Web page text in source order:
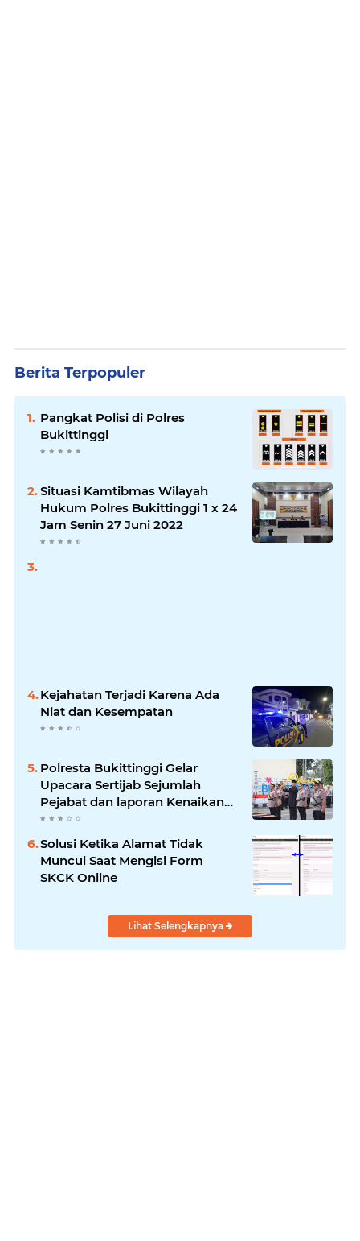
Berita Terpopuler
Pangkat Polisi di Polres
Bukittinggi
Situasi Kamtibmas Wilayah
Hukum Polres Bukittinggi 1 x 24
Jam Senin 27 Juni 2022
Kejahatan Terjadi Karena Ada
Niat dan Kesempatan
Polresta Bukittinggi Gelar
Upacara Sertijab Sejumlah
Pejabat dan laporan Kenaikan
Pangkat Pengabdian
Solusi Ketika Alamat Tidak
Muncul Saat Mengisi Form
SKCK Online
Lihat Selengkapnya